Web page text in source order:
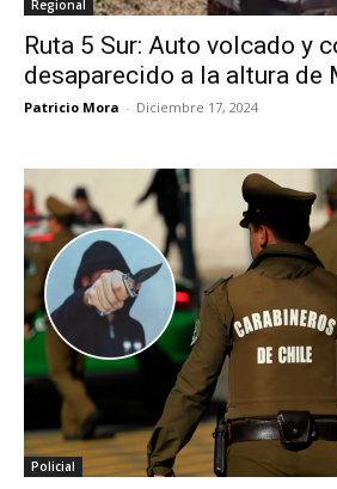
Regional
Ruta 5 Sur: Auto volcado y
desaparecido a la altura de
Patricio Mora - Diciembre 17, 2024
Policial